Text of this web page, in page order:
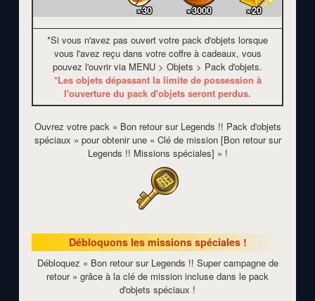
×30 ×3000 ×20
*Si vous n'avez pas ouvert votre pack d'objets lorsque
vous l'avez reçu dans votre coffre à cadeaux, vous
pouvez l'ouvrir via MENU > Objets > Pack d'objets.
*Les objets dépassant la limite de possession à
l'ouverture du pack d'objets seront perdus.
Ouvrez votre pack « Bon retour sur Legends !! Pack d'objets
spéciaux » pour obtenir une « Clé de mission [Bon retour sur
Legends !! Missions spéciales] » !
Débloquons les missions spéciales !
Débloquez « Bon retour sur Legends !! Super campagne de
retour » grâce à la clé de mission incluse dans le pack
d'objets spéciaux !